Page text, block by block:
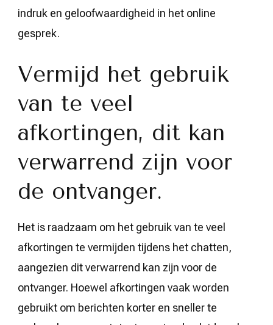
indruk en geloofwaardigheid in het online
gesprek.
Vermijd het gebruik
van te veel
afkortingen, dit kan
verwarrend zijn voor
de ontvanger.
Het is raadzaam om het gebruik van te veel
afkortingen te vermijden tijdens het chatten,
aangezien dit verwarrend kan zijn voor de
ontvanger. Hoewel afkortingen vaak worden
gebruikt om berichten korter en sneller te